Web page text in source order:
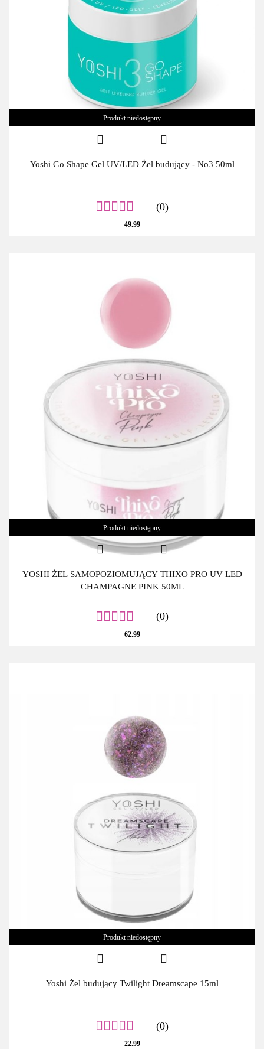
Produkt niedostępny
Yoshi Go Shape Gel UV/LED Żel budujący - No3 50ml
(0)
49.99
Produkt niedostępny
YOSHI ŻEL SAMOPOZIOMUJĄCY THIXO PRO UV LED
CHAMPAGNE PINK 50ML
(0)
62.99
Produkt niedostępny
Yoshi Żel budujący Twilight Dreamscape 15ml
(0)
22.99